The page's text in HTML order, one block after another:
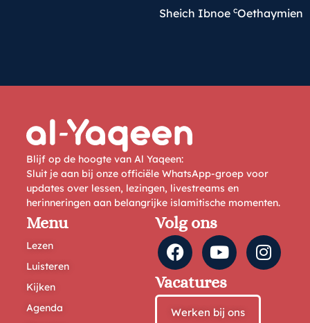
Sheich Ibnoe cOethaymien
Blijf op de hoogte van Al Yaqeen:
Sluit je aan bij onze officiële WhatsApp-groep voor
updates over lessen, lezingen, livestreams en
herinneringen aan belangrijke islamitische momenten.
Menu
Lezen
Luisteren
Kijken
Agenda
Volg ons
Vacatures
Werken bij ons